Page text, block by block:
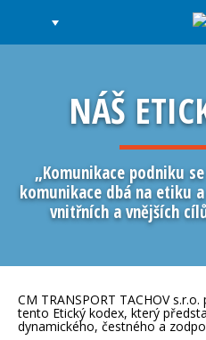
NÁŠ
„Komunikace podniku
komunikace dbá na etiku
vnitřních a vnějších
CM TRANSPORT TACHOV
tento Etický kodex, který
dynamického, čestného a